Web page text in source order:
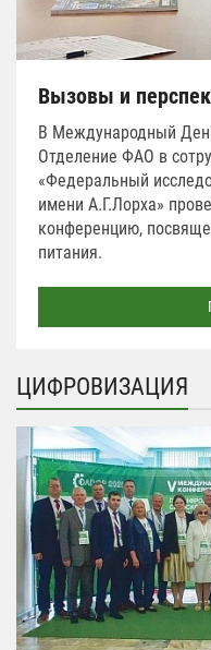
Вызовы и
В Международный
Отделение ФАО в
«Федеральный
имени А.Г.Лорха»
конференцию,
питания.
ЦИФРОВИЗАЦИЯ